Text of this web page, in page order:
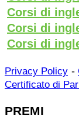
Corsi di
Corsi di
Corsi di
Privacy Policy -
Certificato di
PREMI